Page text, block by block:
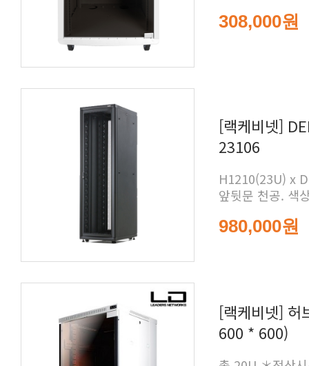
308,000원
23106
앞뒷문 천공. 색
980,000원
600 * 600)